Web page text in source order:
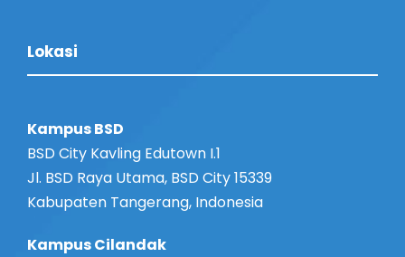
Lokasi
Kampus BSD
BSD City Kavling Edutown I.1
Jl. BSD Raya Utama, BSD City 15339
Kabupaten Tangerang, Indonesia
Kampus Cilandak